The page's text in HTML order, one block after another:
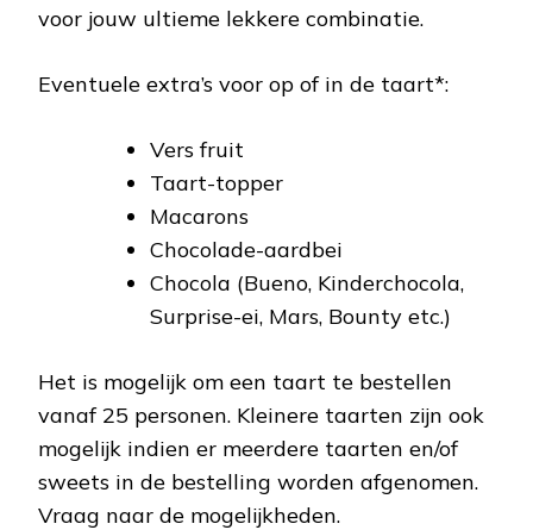
voor jouw ultieme lekkere combinatie.
Eventuele extra’s voor op of in de taart*:
Vers fruit
Taart-topper
Macarons
Chocolade-aardbei
Chocola (Bueno, Kinderchocola,
Surprise-ei, Mars, Bounty etc.)
Het is mogelijk om een taart te bestellen
vanaf 25 personen. Kleinere taarten zijn ook
mogelijk indien er meerdere taarten en/of
sweets in de bestelling worden afgenomen.
Vraag naar de mogelijkheden.